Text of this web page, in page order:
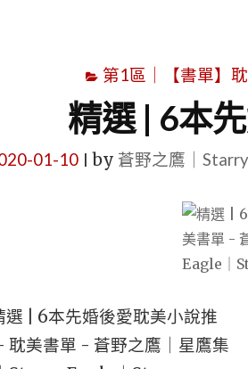
第1區｜【書單】
精選 | 6本
01-10 by 蒼野之鷹｜